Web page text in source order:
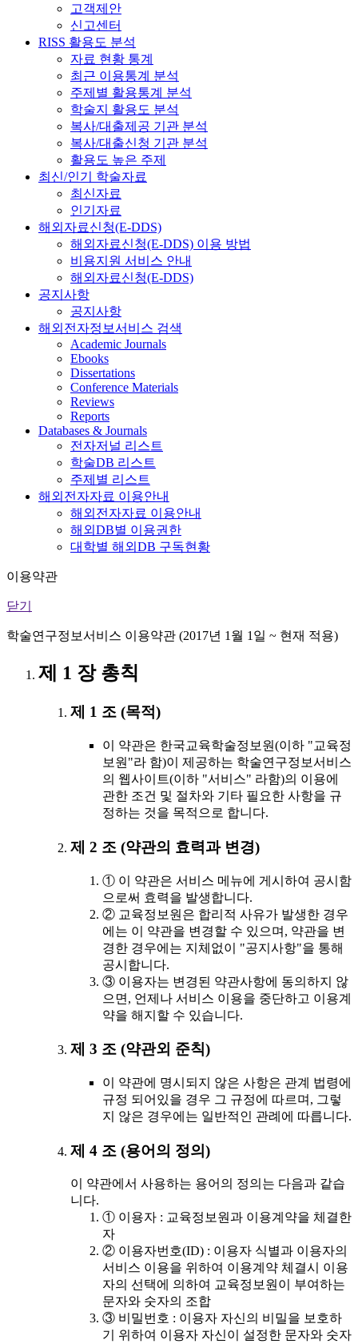
고객제안
신고센터
RISS 활용도 분석
자료 현황 통계
최근 이용통계 분석
주제별 활용통계 분석
학술지 활용도 분석
복사/대출제공 기관 분석
복사/대출신청 기관 분석
활용도 높은 주제
최신/인기 학술자료
최신자료
인기자료
해외자료신청(E-DDS)
해외자료신청(E-DDS) 이용 방법
비용지원 서비스 안내
해외자료신청(E-DDS)
공지사항
공지사항
해외전자정보서비스 검색
Academic Journals
Ebooks
Dissertations
Conference Materials
Reviews
Reports
Databases & Journals
전자저널 리스트
학술DB 리스트
주제별 리스트
해외전자자료 이용안내
해외전자자료 이용안내
해외DB별 이용권한
대학별 해외DB 구독현황
이용약관
닫기
학술연구정보서비스 이용약관 (2017년 1월 1일 ~ 현재 적용)
제 1 장 총칙
제 1 조 (목적)
이 약관은 한국교육학술정보원(이하 "교육정
보원"라 함)이 제공하는 학술연구정보서비스
의 웹사이트(이하 "서비스" 라함)의 이용에
관한 조건 및 절차와 기타 필요한 사항을 규
정하는 것을 목적으로 합니다.
제 2 조 (약관의 효력과 변경)
① 이 약관은 서비스 메뉴에 게시하여 공시함
으로써 효력을 발생합니다.
② 교육정보원은 합리적 사유가 발생한 경우
에는 이 약관을 변경할 수 있으며, 약관을 변
경한 경우에는 지체없이 "공지사항"을 통해
공시합니다.
③ 이용자는 변경된 약관사항에 동의하지 않
으면, 언제나 서비스 이용을 중단하고 이용계
약을 해지할 수 있습니다.
제 3 조 (약관외 준칙)
이 약관에 명시되지 않은 사항은 관계 법령에
규정 되어있을 경우 그 규정에 따르며, 그렇
지 않은 경우에는 일반적인 관례에 따릅니다.
제 4 조 (용어의 정의)
이 약관에서 사용하는 용어의 정의는 다음과 같습
니다.
① 이용자 : 교육정보원과 이용계약을 체결한
자
② 이용자번호(ID) : 이용자 식별과 이용자의
서비스 이용을 위하여 이용계약 체결시 이용
자의 선택에 의하여 교육정보원이 부여하는
문자와 숫자의 조합
③ 비밀번호 : 이용자 자신의 비밀을 보호하
기 위하여 이용자 자신이 설정한 문자와 숫자